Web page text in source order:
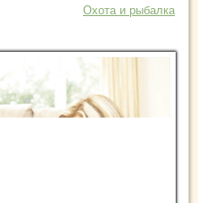
Охота и рыбалка